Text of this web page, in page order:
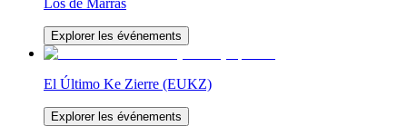
Los de Marras
Explorer les événements
El Último Ke Zierre (EUKZ)
Explorer les événements